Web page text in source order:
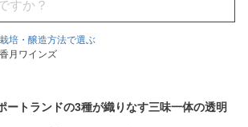
培・醸造方法で選ぶ
月ワインズ
ートランドの3種が織りなす三味一体の透明